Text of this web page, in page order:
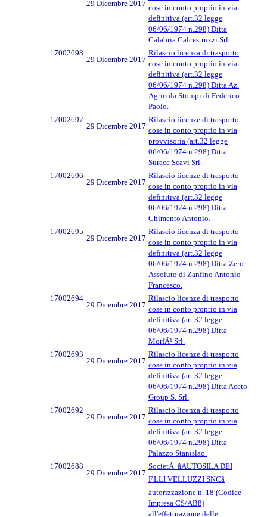
29 Dicembre 2017 cose in conto proprio in via
definitiva (art.32 legge
06/06/1974 n.298) Ditta
Calabria Calcestruzzi Srl.
17002698
29 Dicembre 2017
Rilascio licenza di trasporto
cose in conto proprio in via
definitiva (art.32 legge
06/06/1974 n.298) Ditta Az.
Agricola Stompi di Federico
Paolo.
17002697
29 Dicembre 2017
Rilascio licenze di trasporto
cose in conto proprio in via
provvisoria (art.32 legge
06/06/1974 n.298) Ditta
Surace Scavi Srl.
17002696
29 Dicembre 2017
Rilascio licenze di trasporto
cose in conto proprio in via
definitiva (art.32 legge
06/06/1974 n.298) Ditta
Chimento Antonio.
17002695
29 Dicembre 2017
Rilascio licenza di trasporto
cose in conto proprio in via
definitiva (art.32 legge
06/06/1974 n.298) Ditta Zero
Assoluto di Zanfino Antonio
Francesco.
17002694
29 Dicembre 2017
Rilascio licenze di trasporto
cose in conto proprio in via
definitiva (art.32 legge
06/06/1974 n.298) Ditta
MorfÃ¹ Srl.
17002693
29 Dicembre 2017
Rilascio licenze di trasporto
cose in conto proprio in via
definitiva (art.32 legge
06/06/1974 n.298) Ditta Aceto
Group S. Srl.
17002692
29 Dicembre 2017
Rilascio licenza di trasporto
cose in conto proprio in via
definitiva (art.32 legge
06/06/1974 n.298) Ditta
Palazzo Stanislao.
17002688
29 Dicembre 2017
SocietÃ âAUTOSILA DEI
F.LLI VELLUZZI SNCâ
autorizzazione n. 18 (Codice
Impresa CS/AB8)
all'effettuazione delle